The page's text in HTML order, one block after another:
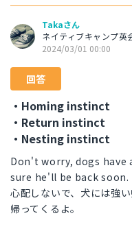
Takaさん
ネイティブキャンプ英
2024/03/01 00:00
回答
・Homing instinct
・Return instinct
・Nesting instinct
Don't worry, dogs
sure he'll be back soon.
心配しないで、犬には強
帰ってくるよ。